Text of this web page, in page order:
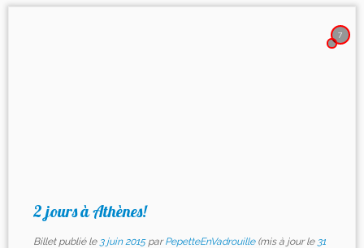
7
2 jours à Athènes!
Billet publié le 3 juin 2015 parPepetteEnVadrouille(mis à jour le 31